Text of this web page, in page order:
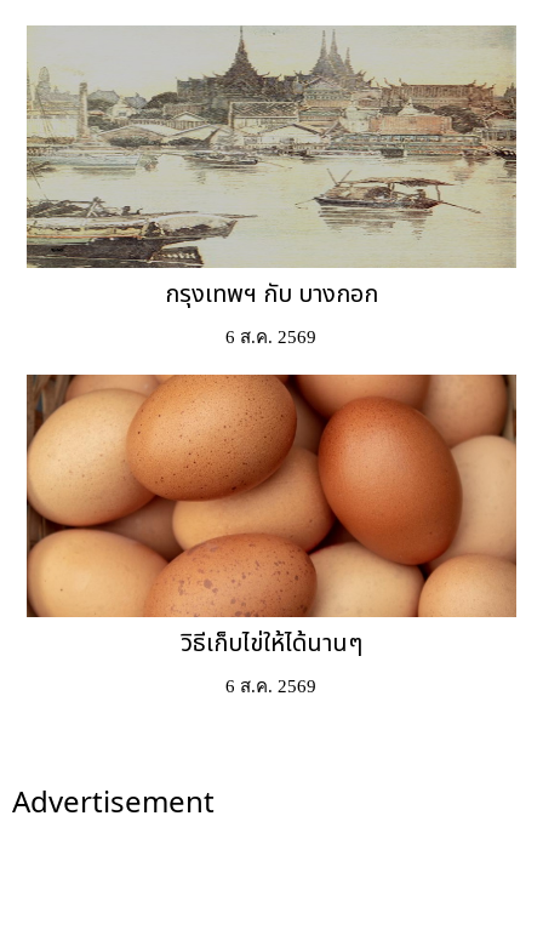
กรุงเทพฯ กับ บางกอก
6 ส.ค. 2569
วิธีเก็บไข่ให้ได้นานๆ
6 ส.ค. 2569
Advertisement